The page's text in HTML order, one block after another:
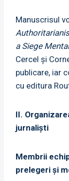
Manuscrisul
a Siege
Cercel și
publicare, iar
cu editura
II.
jurnaliști
Membrii
prelegeri și